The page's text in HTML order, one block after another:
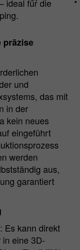
ideal für die
präzise
und
das mit
in der
kein neues
eingeführt
werden
aus,
garantiert
Es kann direkt
eine 3D-
erfasst.
Albertus
(HA Group)
Cookie.
Albertus
(HA Group)
Cookie.